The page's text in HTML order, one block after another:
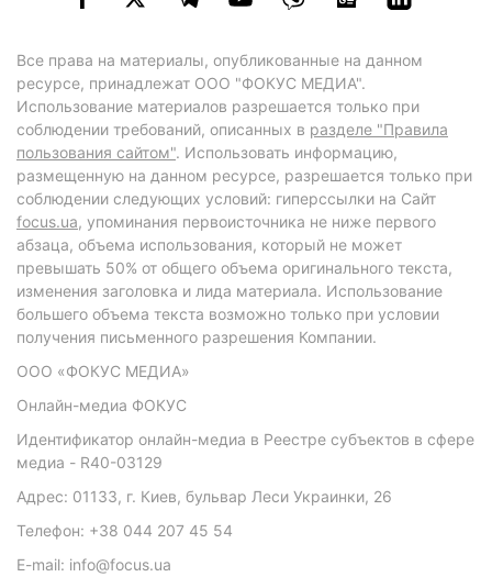
Все права на материалы, опубликованные на данном
ресурсе, принадлежат ООО "ФОКУС МЕДИА".
Использование материалов разрешается только при
соблюдении требований, описанных в разделе "Правила
пользования сайтом". Использовать информацию,
размещенную на данном ресурсе, разрешается только при
соблюдении следующих условий: гиперссылки на Сайт
focus.ua, упоминания первоисточника не ниже первого
абзаца, объема использования, который не может
превышать 50% от общего объема оригинального текста,
изменения заголовка и лида материала. Использование
большего объема текста возможно только при условии
получения письменного разрешения Компании.
ООО «ФОКУС МЕДИА»
Онлайн-медиа ФОКУС
Идентификатор онлайн-медиа в Реестре субъектов в сфере
медиа - R40-03129
Адрес: 01133, г. Киев, бульвар Леси Украинки, 26
Телефон: +38 044 207 45 54
E-mail: info@focus.ua